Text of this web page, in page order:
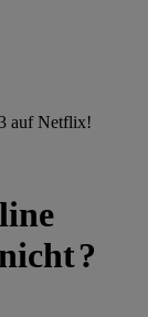
auf Netflix!
?